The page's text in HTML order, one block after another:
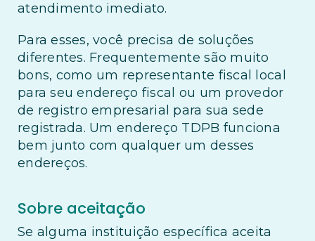
atendimento imediato.
Para esses, você precisa de soluções
diferentes. Frequentemente são muito
bons, como um representante fiscal local
para seu endereço fiscal ou um provedor
de registro empresarial para sua sede
registrada. Um endereço TDPB funciona
bem junto com qualquer um desses
endereços.
Sobre aceitação
Se alguma instituição específica aceita